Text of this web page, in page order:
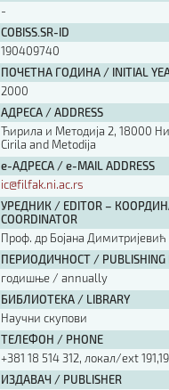
-
COBISS.SR-ID
190409740
ПОЧЕТНА ГОДИНА / INITIAL
2000
АДРЕСА / ADDRESS
Ћирила и Методија 2, 18000
Cirila and Metodija
е-АДРЕСА / e-MAIL ADDRESS
ic@filfak.ni.ac.rs
УРЕДНИК / EDITOR –
COORDINATOR
Проф. др Бојана Димитријевић
ПЕРИОДИЧНОСТ / PUBLISHING
годишње / annually
БИБЛИОТЕКА / LIBRARY
Научни скупови
ТЕЛЕФОН / PHONE
+381 18 514 312, локал/ext
ИЗДАВАЧ / PUBLISHER